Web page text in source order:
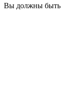
Вы должны быть